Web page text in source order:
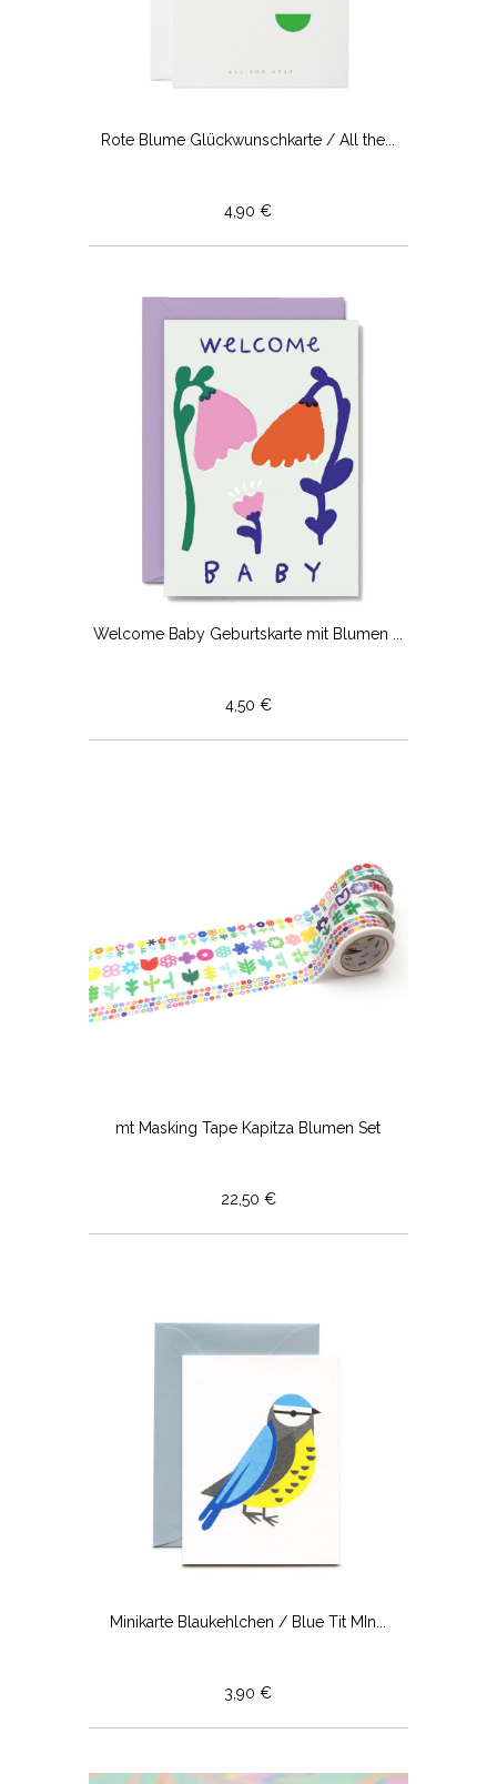
Rote Blume Glückwunschkarte / All the...
4,90 €
Welcome Baby Geburtskarte mit Blumen ...
4,50 €
mt Masking Tape Kapitza Blumen Set
22,50 €
Minikarte Blaukehlchen / Blue Tit MIn...
3,90 €